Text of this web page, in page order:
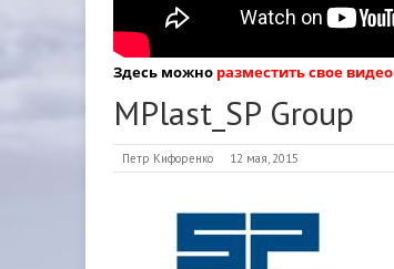
Здесь можно разместить свое видео
MPlast_SP Group
Петр Кифоренко 12 мая, 2015